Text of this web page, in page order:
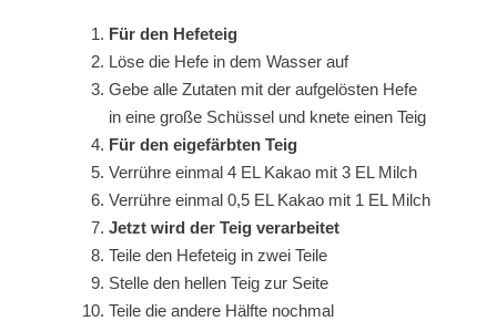
Für den Hefeteig
Löse die Hefe in dem Wasser auf
Gebe alle Zutaten mit der aufgelösten Hefe
in eine große Schüssel und knete einen Teig
Für den eigefärbten Teig
Verrühre einmal 4 EL Kakao mit 3 EL Milch
Verrühre einmal 0,5 EL Kakao mit 1 EL Milch
Jetzt wird der Teig verarbeitet
Teile den Hefeteig in zwei Teile
Stelle den hellen Teig zur Seite
Teile die andere Hälfte nochmal